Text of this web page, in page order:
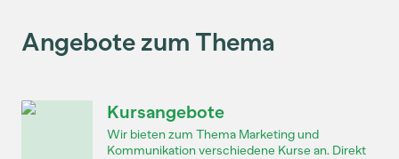
Angebote zum Thema
Kursangebote
Wir bieten zum Thema Marketing und
Kommunikation verschiedene Kurse an. Direkt